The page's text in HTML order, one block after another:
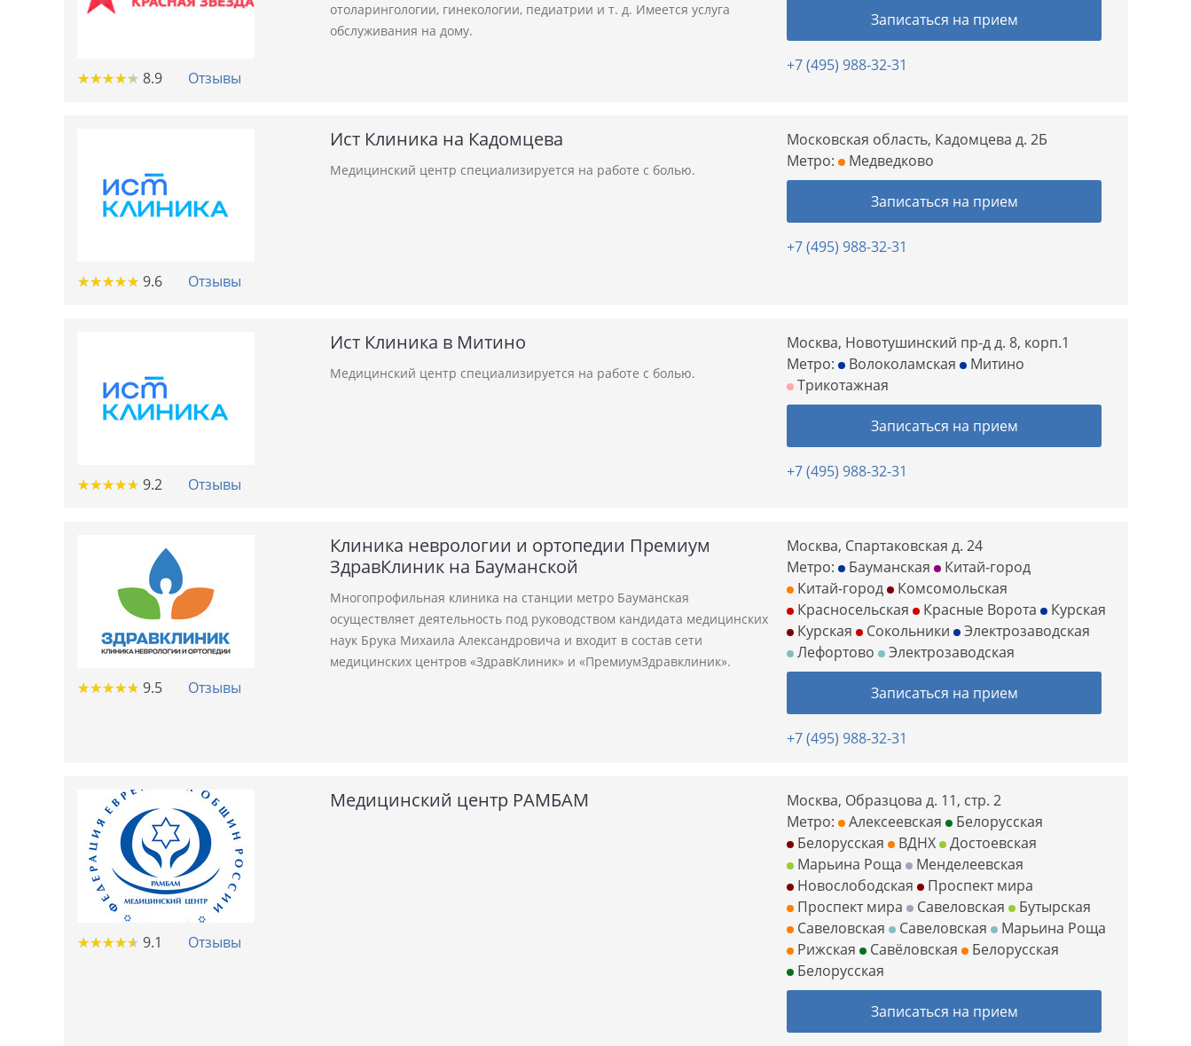
★★★★★
★★★★★ 8.9 Отзывы
отоларингологии, гинекологии, педиатрии и т. д. Имеется услуга
обслуживания на дому.
Записаться на прием
+7 (495) 988-32-31
★★★★★
★★★★★ 9.6 Отзывы
Ист Клиника на Кадомцева
Медицинский центр специализируется на работе с болью.
Московская область, Кадомцева д. 2Б
Метро:
Медведково
Записаться на прием
+7 (495) 988-32-31
★★★★★
★★★★★ 9.2 Отзывы
Ист Клиника в Митино
Медицинский центр специализируется на работе с болью.
Москва, Новотушинский пр-д д. 8, корп.1
Метро:
Волоколамская
Митино
Трикотажная
Записаться на прием
+7 (495) 988-32-31
★★★★★
★★★★★ 9.5 Отзывы
Клиника неврологии и ортопедии Премиум
ЗдравКлиник на Бауманской
Многопрофильная клиника на станции метро Бауманская
осуществляет деятельность под руководством кандидата медицинских
наук Брука Михаила Александровича и входит в состав сети
медицинских центров «ЗдравКлиник» и «ПремиумЗдравклиник».
Москва, Спартаковская д. 24
Метро:
Бауманская
Китай-город
Китай-город
Комсомольская
Красносельская
Красные Ворота
Курская
Курская
Сокольники
Электрозаводская
Лефортово
Электрозаводская
Записаться на прием
+7 (495) 988-32-31
★★★★★
★★★★★ 9.1 Отзывы
Медицинский центр РАМБАМ
Москва, Образцова д. 11, стр. 2
Метро:
Алексеевская
Белорусская
Белорусская
ВДНХ
Достоевская
Марьина Роща
Менделеевская
Новослободская
Проспект мира
Проспект мира
Савеловская
Бутырская
Савеловская
Савеловская
Марьина Роща
Рижская
Савёловская
Белорусская
Белорусская
Записаться на прием